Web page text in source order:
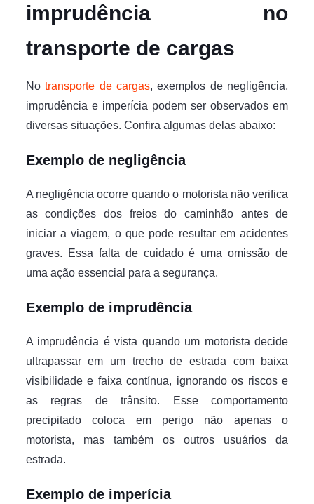
imprudência no
transporte de cargas
Notransporte de cargas, exemplos de negligência,
imprudência e imperícia podem ser observados em
diversas situações. Confira algumas delas abaixo:
Exemplo de negligência
A negligência ocorre quando o motorista não verifica
as condições dos freios do caminhão antes de
iniciar a viagem, o que pode resultar em acidentes
graves. Essa falta de cuidado é uma omissão de
uma ação essencial para a segurança.
Exemplo de imprudência
A imprudência é vista quando um motorista decide
ultrapassar em um trecho de estrada com baixa
visibilidade e faixa contínua, ignorando os riscos e
as regras de trânsito. Esse comportamento
precipitado coloca em perigo não apenas o
motorista, mas também os outros usuários da
estrada.
Exemplo de imperícia